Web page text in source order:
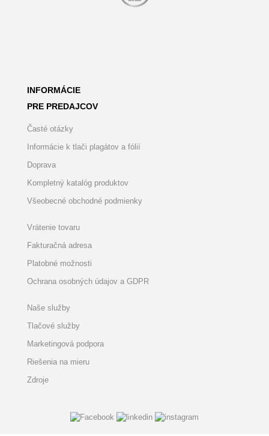
INFORMÁCIE
PRE PREDAJCOV
Časté otázky
Informácie k tlači plagátov a fólií
Doprava
Kompletný katalóg produktov
Všeobecné obchodné podmienky
Vrátenie tovaru
Fakturačná adresa
Platobné možnosti
Ochrana osobných údajov a GDPR
Naše služby
Tlačové služby
Marketingová podpora
Riešenia na mieru
Zdroje